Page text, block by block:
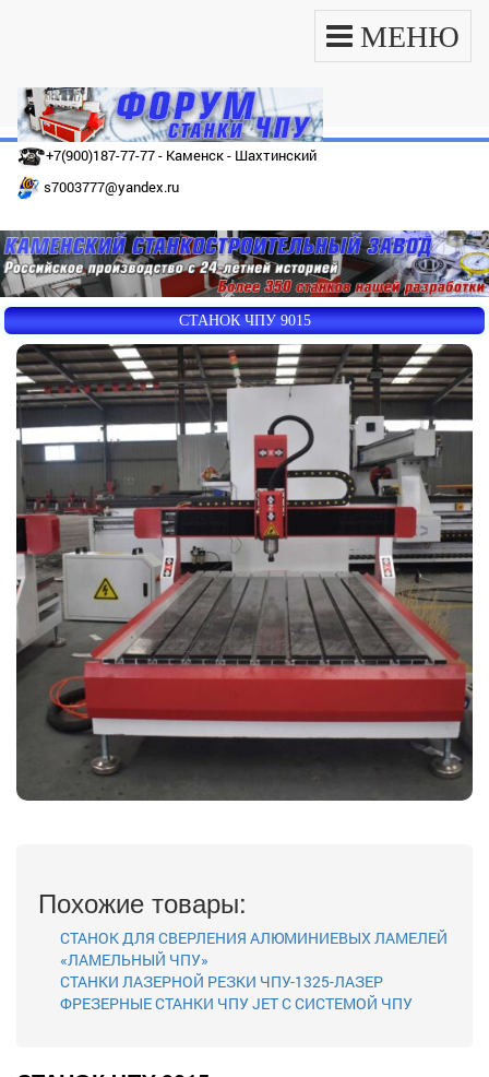
МЕНЮ
+7(900)187-77-77 - Каменск - Шахтинский
s7003777@yandex.ru
СТАНОК ЧПУ 9015
Похожие товары:
СТАНОК ДЛЯ СВЕРЛЕНИЯ АЛЮМИНИЕВЫХ ЛАМЕЛЕЙ
«ЛАМЕЛЬНЫЙ ЧПУ»
СТАНКИ ЛАЗЕРНОЙ РЕЗКИ ЧПУ-1325-ЛАЗЕР
ФРЕЗЕРНЫЕ СТАНКИ ЧПУ JET С СИСТЕМОЙ ЧПУ